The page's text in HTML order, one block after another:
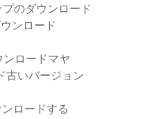
のダウンロード
ンロード
ロードマヤ
古いバージョン
ロードする